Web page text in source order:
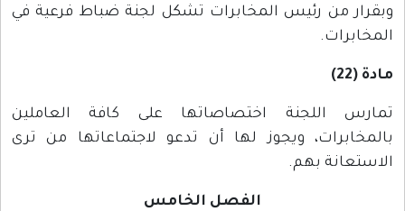
وبقرار من رئيس المخابرات تشكل لجنة ضباط فرعية في
المخابرات.
مادة (22)
تمارس اللجنة اختصاصاتها على كافة العاملين
بالمخابرات، ويجوز لها أن تدعو لاجتماعاتها من ترى
الاستعانة بهم.
الفصل الخامس